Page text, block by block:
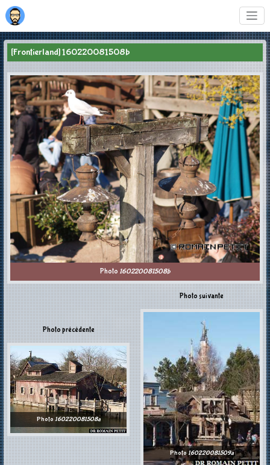
[Frontierland] 160220081508b
Photo 160220081508b
Photo précédente
Photo 160220081508a
Photo suivante
Photo 160220081509a